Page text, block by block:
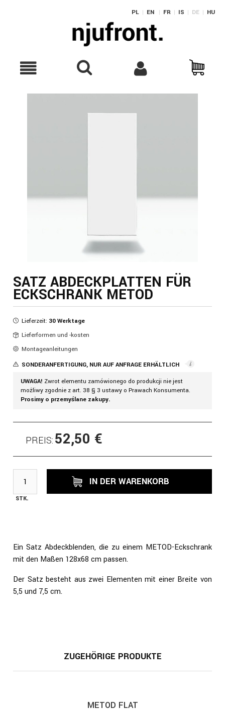
PL | EN | FR | IS | DE | HU
SATZ ABDECKPLATTEN FÜR
ECKSCHRANK METOD
Lieferzeit: 30 Werktage
Lieferformen und -kosten
Montageanleitungen
SONDERANFERTIGUNG, NUR AUF ANFRAGE ERHÄLTLICH
UWAGA! Zwrot elementu zamówionego do produkcji nie jest
możliwy zgodnie z art. 38 § 3 ustawy o Prawach Konsumenta.
Prosimy o przemyślane zakupy.
PREIS:52,50 €
STK.
IN DER WARENKORB
Ein Satz Abdeckblenden, die zu einem METOD-Eckschrank
mit den Maßen 128x68 cm passen.
Der Satz besteht aus zwei Elementen mit einer Breite von
5,5 und 7,5 cm.
ZUGEHÖRIGE PRODUKTE
METOD FLAT